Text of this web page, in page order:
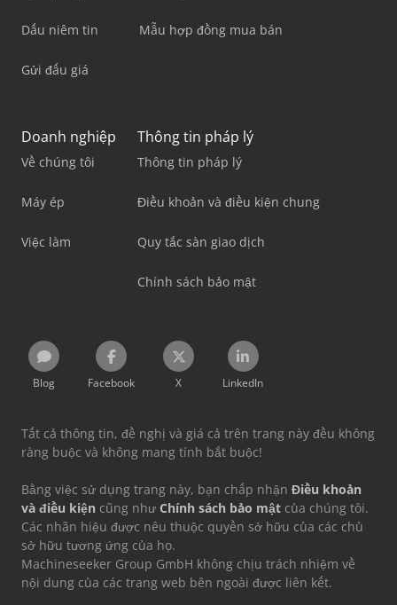
Dấu niêm tin
Gửi đấu giá
Mẫu hợp đồng mua bán
Doanh nghiệp
Về chúng tôi
Máy ép
Việc làm
Thông tin pháp lý
Thông tin pháp lý
Điều khoản và điều kiện chung
Quy tắc sàn giao dịch
Chính sách bảo mật
Blog Facebook X LinkedIn
Tất cả thông tin, đề nghị và giá cả trên trang này đều không
ràng buộc và không mang tính bắt buộc!
Bằng việc sử dụng trang này, bạn chấp nhận Điều khoản
và điều kiện cũng như Chính sách bảo mật của chúng tôi.
Các nhãn hiệu được nêu thuộc quyền sở hữu của các chủ
sở hữu tương ứng của họ.
Machineseeker Group GmbH không chịu trách nhiệm về
nội dung của các trang web bên ngoài được liên kết.